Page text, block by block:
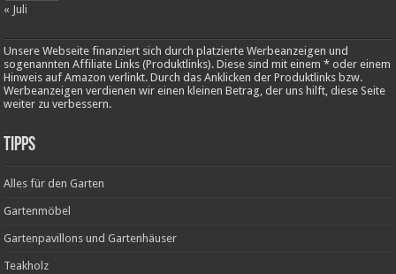
« Juli
Unsere Webseite finanziert sich durch platzierte Werbeanzeigen und
sogenannten Affiliate Links (Produktlinks). Diese sind mit einem * oder einem
Hinweis auf Amazon verlinkt. Durch das Anklicken der Produktlinks bzw.
Werbeanzeigen verdienen wir einen kleinen Betrag, der uns hilft, diese Seite
weiter zu verbessern.
Tipps
Alles für den Garten
Gartenmöbel
Gartenpavillons und Gartenhäuser
Teakholz